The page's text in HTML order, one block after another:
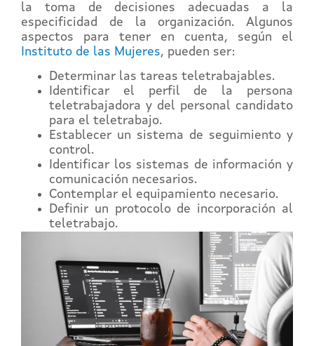
la toma de decisiones adecuadas a la
especificidad de la organización. Algunos
aspectos para tener en cuenta, según el
Instituto de las Mujeres, pueden ser:
Determinar las tareas teletrabajables.
Identificar el perfil de la persona
teletrabajadora y del personal candidato
para el teletrabajo.
Establecer un sistema de seguimiento y
control.
Identificar los sistemas de información y
comunicación necesarios.
Contemplar el equipamiento necesario.
Definir un protocolo de incorporación al
teletrabajo.